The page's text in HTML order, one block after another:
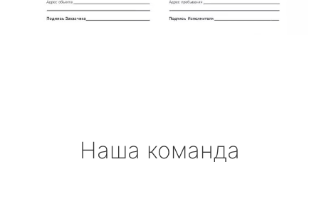
Наша команда